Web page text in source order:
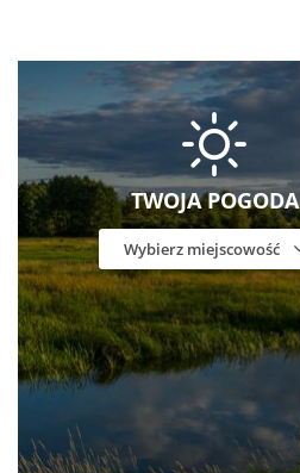
TWOJA POGODA
Wybierz miejscowość